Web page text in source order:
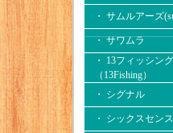
・ サムルアーズ
・ サワムラ
・ 13フィッシング
（13Fishing）
・ シグナル
・ シックスセンス